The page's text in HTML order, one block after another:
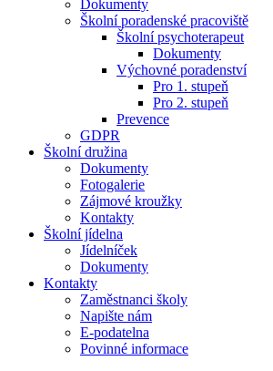
Dokumenty
Školní poradenské pracoviště
Školní psychoterapeut
Dokumenty
Výchovné poradenství
Pro 1. stupeň
Pro 2. stupeň
Prevence
GDPR
Školní družina
Dokumenty
Fotogalerie
Zájmové kroužky
Kontakty
Školní jídelna
Jídelníček
Dokumenty
Kontakty
Zaměstnanci školy
Napište nám
E-podatelna
Povinné informace